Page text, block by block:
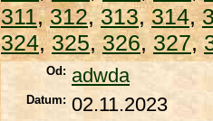
311,312,313,314,
324,325,326, 327,
Od: adwda
Datum: 02.11.2023